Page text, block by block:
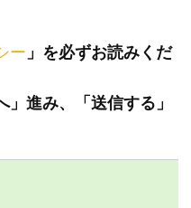
ー 」を必ずお読みくだ
進み、「送信する」